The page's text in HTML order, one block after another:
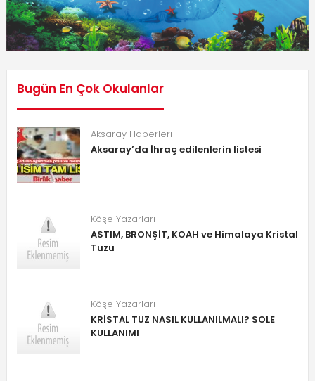
Bugün En Çok Okulanlar
Aksaray Haberleri
Aksaray’da İhraç edilenlerin listesi
Köşe Yazarları
ASTIM, BRONŞİT, KOAH ve Himalaya Kristal
Tuzu
Köşe Yazarları
KRİSTAL TUZ NASIL KULLANILMALI? SOLE
KULLANIMI